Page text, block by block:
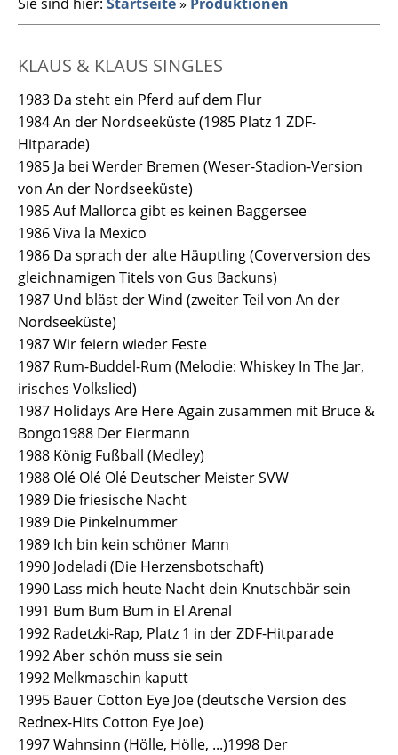
KLAUS & KLAUS SINGLES
1983 Da steht ein Pferd auf dem Flur
1984 An der Nordseeküste (1985 Platz 1 ZDF-
Hitparade)
1985 Ja bei Werder Bremen (Weser-Stadion-Version
von An der Nordseeküste)
1985 Auf Mallorca gibt es keinen Baggersee
1986 Viva la Mexico
1986 Da sprach der alte Häuptling (Coverversion des
gleichnamigen Titels von Gus Backuns)
1987 Und bläst der Wind (zweiter Teil von An der
Nordseeküste)
1987 Wir feiern wieder Feste
1987 Rum-Buddel-Rum (Melodie: Whiskey In The Jar,
irisches Volkslied)
1987 Holidays Are Here Again zusammen mit Bruce &
Bongo 1988 Der Eiermann
1988 König Fußball (Medley)
1988 Olé Olé Olé Deutscher Meister SVW
1989 Die friesische Nacht
1989 Die Pinkelnummer
1989 Ich bin kein schöner Mann
1990 Jodeladi (Die Herzensbotschaft)
1990 Lass mich heute Nacht dein Knutschbär sein
1991 Bum Bum Bum in El Arenal
1992 Radetzki-Rap, Platz 1 in der ZDF-Hitparade
1992 Aber schön muss sie sein
1992 Melkmaschin kaputt
1995 Bauer Cotton Eye Joe (deutsche Version des
Rednex-Hits Cotton Eye Joe)
1997 Wahnsinn (Hölle, Hölle, ...) 1998 Der